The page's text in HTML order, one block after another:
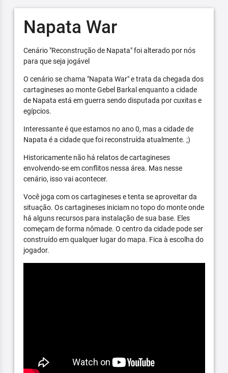
Napata War
Cenário "Reconstrução de Napata" foi alterado por nós
para que seja jogável
O cenário se chama "Napata War" e trata da chegada dos
cartagineses ao monte Gebel Barkal enquanto a cidade
de Napata está em guerra sendo disputada por cuxitas e
egípcios.
Interessante é que estamos no ano 0, mas a cidade de
Napata é a cidade que foi reconstruída atualmente. ;)
Historicamente não há relatos de cartagineses
envolvendo-se em conflitos nessa área. Mas nesse
cenário, isso vai acontecer.
Você joga com os cartagineses e tenta se aproveitar da
situação. Os cartagineses iniciam no topo do monte onde
há alguns recursos para instalação de sua base. Eles
começam de forma nômade. O centro da cidade pode ser
construído em qualquer lugar do mapa. Fica à escolha do
jogador.